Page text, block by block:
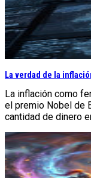
La verdad de la
La inflación como
el premio Nobel de
cantidad de dinero